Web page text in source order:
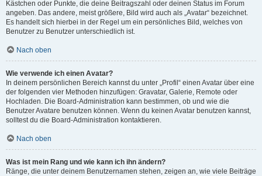
Kästchen oder Punkte, die deine Beitragszahl oder deinen Status im Forum
angeben. Das andere, meist größere, Bild wird auch als „Avatar“ bezeichnet.
Es handelt sich hierbei in der Regel um ein persönliches Bild, welches von
Benutzer zu Benutzer unterschiedlich ist.
Nach oben
Wie verwende ich einen Avatar?
In deinem persönlichen Bereich kannst du unter „Profil“ einen Avatar über eine
der folgenden vier Methoden hinzufügen: Gravatar, Galerie, Remote oder
Hochladen. Die Board-Administration kann bestimmen, ob und wie die
Benutzer Avatare benutzen können. Wenn du keinen Avatar benutzen kannst,
solltest du die Board-Administration kontaktieren.
Nach oben
Was ist mein Rang und wie kann ich ihn ändern?
Ränge, die unter deinem Benutzernamen stehen, zeigen an, wie viele Beiträge